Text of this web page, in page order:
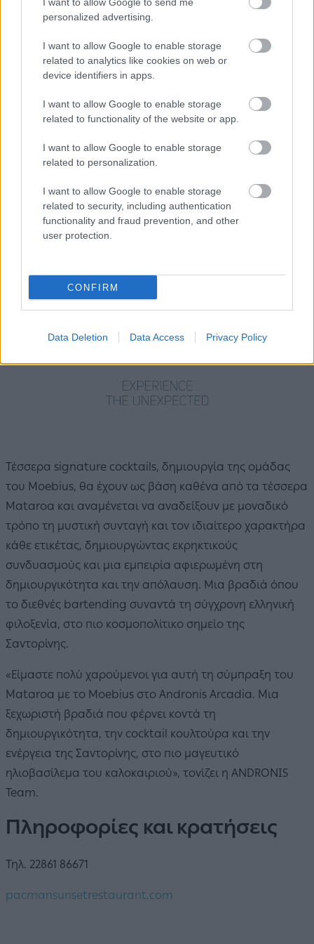
personalized advertising.
I want to allow Google to enable storage
related to analytics like cookies on web or
device identifiers in apps.
I want to allow Google to enable storage
related to functionality of the website or app.
I want to allow Google to enable storage
related to personalization.
I want to allow Google to enable storage
related to security, including authentication
functionality and fraud prevention, and other
user protection.
CONFIRM
Data Deletion Data Access Privacy Policy
Τέσσερα signature cocktails, δημιουργία της ομάδας
του Moebius, θα έχουν ως βάση καθένα από τα τέσσερα
Mataroa και αναμένεται να αναδείξουν με μοναδικό
τρόπο τη μυστική συνταγή και τον ιδιαίτερο χαρακτήρα
κάθε ετικέτας, δημιουργώντας εκρηκτικούς
συνδυασμούς και μια εμπειρία αφιερωμένη στη
δημιουργικότητα και την απόλαυση. Μια βραδιά όπου
το διεθνές bartending συναντά τη σύγχρονη ελληνική
φιλοξενία, στο πιο κοσμοπολίτικο σημείο της
Σαντορίνης.
«Είμαστε πολύ χαρούμενοι για αυτή τη σύμπραξη του
Mataroa με το Moebius στο Andronis Arcadia. Μια
ξεχωριστή βραδιά που φέρνει κοντά τη
δημιουργικότητα, την cocktail κουλτούρα και την
ενέργεια της Σαντορίνης, στο πιο μαγευτικό
ηλιοβασίλεμα του καλοκαιριού», τονίζει η ANDRONIS
Team.
Πληροφορίες και κρατήσεις
Τηλ. 22861 86671
pacmansunsetrestaurant.com